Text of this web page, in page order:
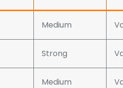
Medium
Strong
Medium